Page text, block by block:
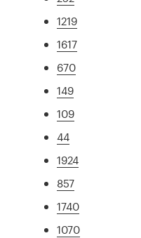
1219
1617
670
149
109
44
1924
857
1740
1070